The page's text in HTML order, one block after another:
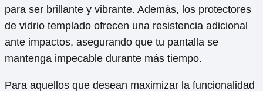
para ser brillante y vibrante. Además, los protectores
de vidrio templado ofrecen una resistencia adicional
ante impactos, asegurando que tu pantalla se
mantenga impecable durante más tiempo.
Para aquellos que desean maximizar la funcionalidad